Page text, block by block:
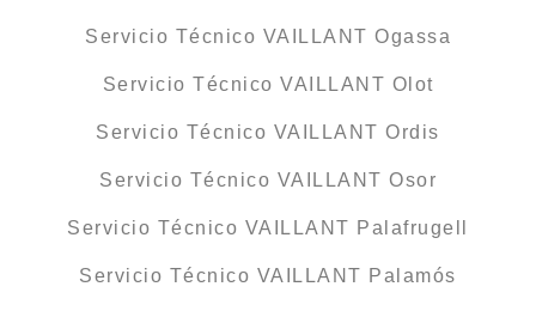
Servicio Técnico VAILLANT Ogassa
Servicio Técnico VAILLANT Olot
Servicio Técnico VAILLANT Ordis
Servicio Técnico VAILLANT Osor
Servicio Técnico VAILLANT Palafrugell
Servicio Técnico VAILLANT Palamós